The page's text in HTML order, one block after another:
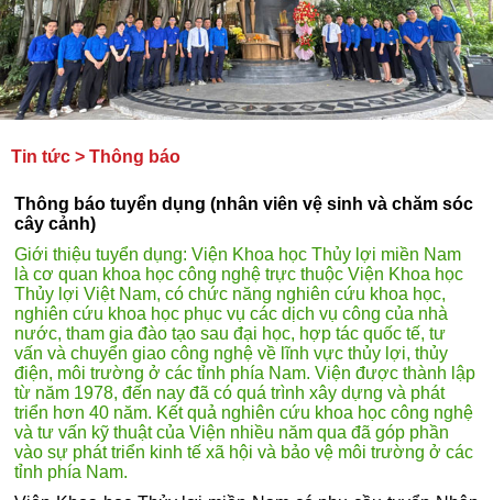
Tin tức > Thông báo
Thông báo tuyển dụng (nhân viên vệ sinh và chăm sóc
cây cảnh)
Giới thiệu tuyển dụng: Viện Khoa học Thủy lợi miền Nam
là cơ quan khoa học công nghệ trực thuộc Viện Khoa học
Thủy lợi Việt Nam, có chức năng nghiên cứu khoa học,
nghiên cứu khoa học phục vụ các dịch vụ công của nhà
nước, tham gia đào tạo sau đại học, hợp tác quốc tế, tư
vấn và chuyển giao công nghệ về lĩnh vực thủy lợi, thủy
điện, môi trường ở các tỉnh phía Nam. Viện được thành lập
từ năm 1978, đến nay đã có quá trình xây dựng và phát
triển hơn 40 năm. Kết quả nghiên cứu khoa học công nghệ
và tư vấn kỹ thuật của Viện nhiều năm qua đã góp phần
vào sự phát triển kinh tế xã hội và bảo vệ môi trường ở các
tỉnh phía Nam.